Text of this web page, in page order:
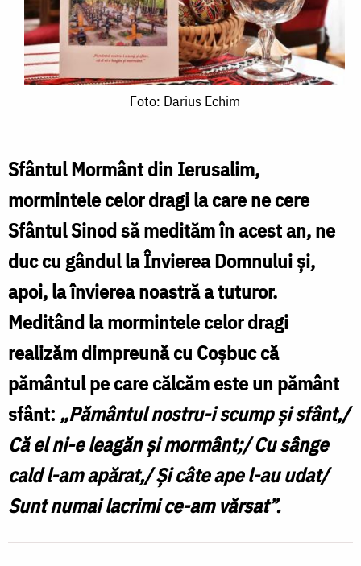
Echim
Foto: Darius Echim
Sfântul Mormânt din Ierusalim,
mormintele celor dragi la care ne cere
Sfântul Sinod să medităm în acest an, ne
duc cu gândul la Învierea Domnului și,
apoi, la învierea noastră a tuturor.
Meditând la mormintele celor dragi
realizăm dimpreună cu Coșbuc că
pământul pe care călcăm este un pământ
sfânt: „Pământul nostru-i scump și sfânt,/
Că el ni-e leagăn și mormânt;/ Cu sânge
cald l-am apărat,/ Și câte ape l-au udat/
Sunt numai lacrimi ce-am vărsat”.